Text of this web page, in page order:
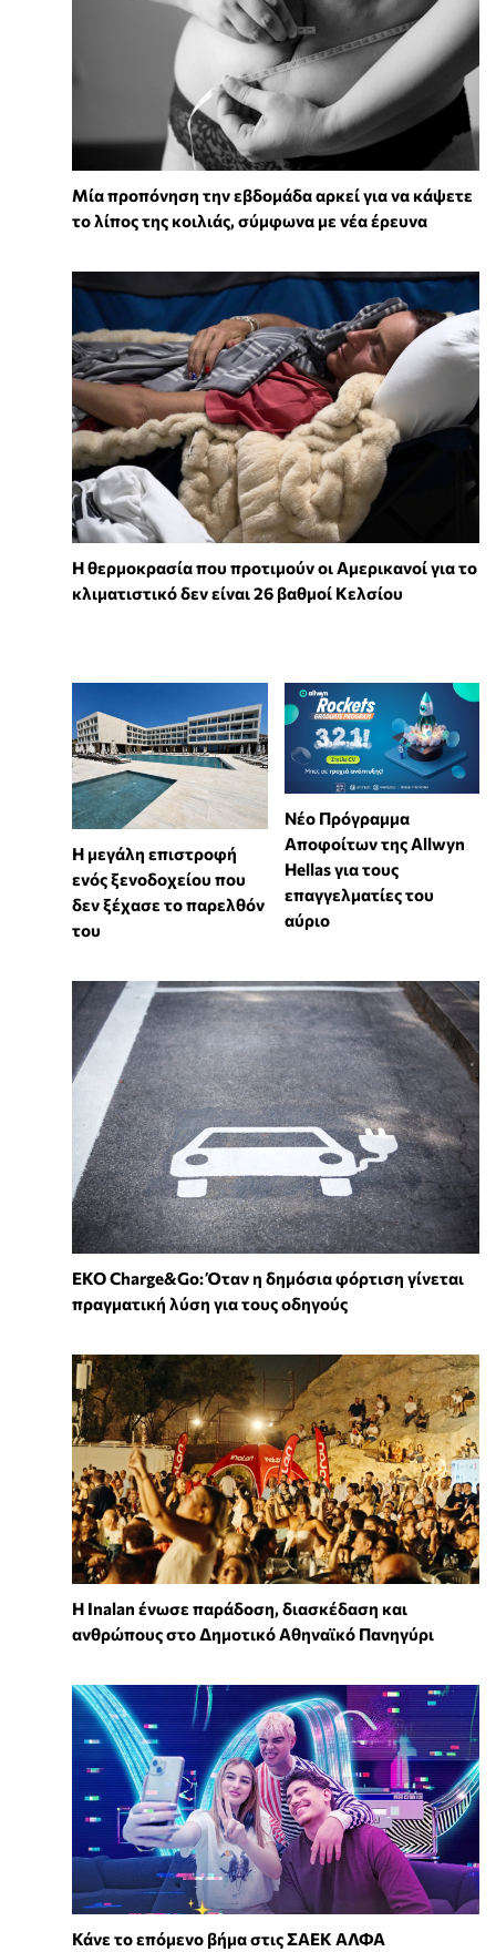
Μία προπόνηση την εβδομάδα αρκεί για να κάψετε
το λίπος της κοιλιάς, σύμφωνα με νέα έρευνα
Η θερμοκρασία που προτιμούν οι Αμερικανοί για το
κλιματιστικό δεν είναι 26 βαθμοί Κελσίου
Η μεγάλη επιστροφή
ενός ξενοδοχείου που
δεν ξέχασε το παρελθόν
του
Νέο Πρόγραμμα
Αποφοίτων της Allwyn
Hellas για τους
επαγγελματίες του
αύριο
EKO Charge&Go: Όταν η δημόσια φόρτιση γίνεται
πραγματική λύση για τους οδηγούς
Η Inalan ένωσε παράδοση, διασκέδαση και
ανθρώπους στο Δημοτικό Αθηναϊκό Πανηγύρι
Κάνε το επόμενο βήμα στις ΣΑΕΚ ΑΛΦΑ